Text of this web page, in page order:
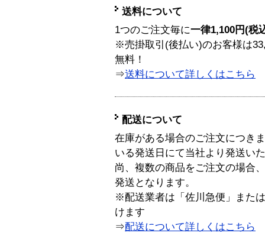
送料について
1つのご注文毎に一律1,100円(税
※売掛取引(後払い)のお客様は
無料！
⇒送料について詳しくはこちら
配送について
在庫がある場合のご注文につき
いる発送日にて当社より発送い
尚、複数の商品をご注文の場合
発送となります。
※配送業者は「佐川急便」また
けます
⇒配送について詳しくはこちら